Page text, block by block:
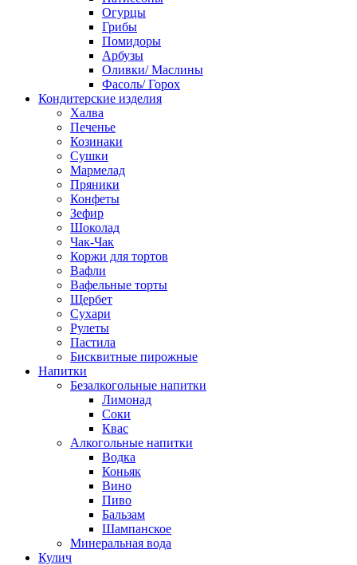
Огурцы
Грибы
Помидоры
Арбузы
Оливки/ Маслины
Фасоль/ Горох
Кондитерские изделия
Халва
Печенье
Козинаки
Сушки
Мармелад
Пряники
Конфеты
Зефир
Шоколад
Чак-Чак
Коржи для тортов
Вафли
Вафельные торты
Щербет
Сухари
Рулеты
Пастила
Бисквитные пирожные
Напитки
Безалкогольные напитки
Лимонад
Соки
Квас
Алкогольные напитки
Водка
Коньяк
Вино
Пиво
Бальзам
Шампанское
Минеральная вода
Кулич